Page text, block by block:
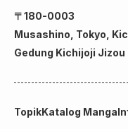
〒180-0003
Musashino, Tokyo,
Gedung Kichijoji Jizou
TopikKatalog Manga